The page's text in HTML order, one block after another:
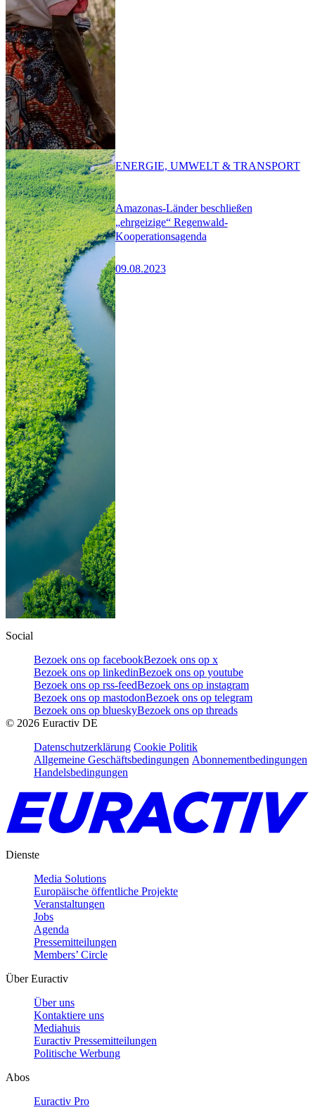
Amazonas-Länder beschließen
„ehrgeizige“ Regenwald-
Kooperationsagenda
09.08.2023
ENERGIE, UMWELT & TRANSPORT
Social
Bezoek ons op facebookBezoek ons op x
Bezoek ons op linkedinBezoek ons op youtube
Bezoek ons op rss-feedBezoek ons op instagram
Bezoek ons op mastodonBezoek ons op telegram
Bezoek ons op blueskyBezoek ons op threads
© 2026 Euractiv DE
Datenschutzerklärung Cookie Politik
Allgemeine Geschäftsbedingungen Abonnementbedingungen
Handelsbedingungen
Dienste
Media Solutions
Europäische öffentliche Projekte
Veranstaltungen
Jobs
Agenda
Pressemitteilungen
Members’ Circle
Über Euractiv
Über uns
Kontaktiere uns
Mediahuis
Euractiv Pressemitteilungen
Politische Werbung
Abos
Euractiv Pro